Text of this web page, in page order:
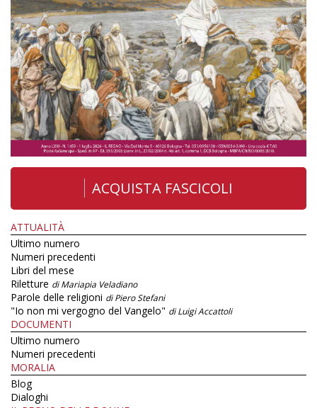
ACQUISTA FASCICOLI
ATTUALITÀ
Ultimo numero
Numeri precedenti
Libri del mese
Riletture di Mariapia Veladiano
Parole delle religioni di Piero Stefani
"Io non mi vergogno del Vangelo" di Luigi Accattoli
DOCUMENTI
Ultimo numero
Numeri precedenti
MORALIA
Blog
Dialoghi